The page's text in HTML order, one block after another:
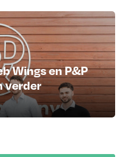
Wings en P&P
verder